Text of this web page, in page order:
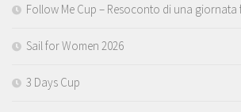
Follow Me Cup – Resoconto di una giornata
Sail for Women 2026
3 Days Cup